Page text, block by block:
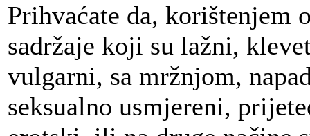
Prihvaćate da, korištenjem
sadržaje koji su lažni,
vulgarni, sa mržnjom,
seksualno usmjereni,